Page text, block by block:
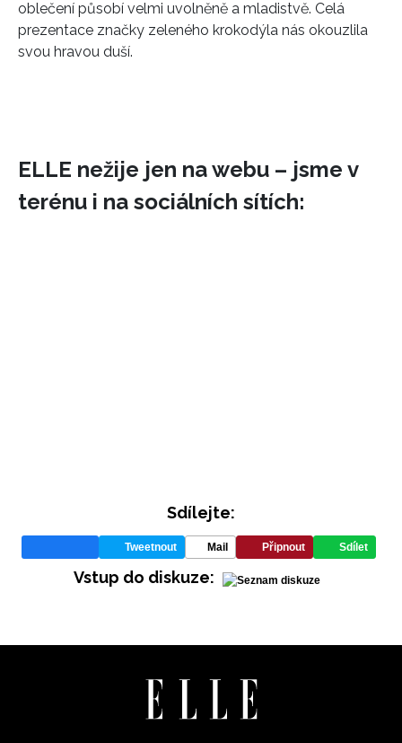
INFORMACE
oblečení působí velmi uvolněně a mladistvě. Celá
prezentace značky zeleného krokodýla nás okouzlila
svou hravou duší.
ELLE nežije jen na webu – jsme v
terénu i na sociálních sítích:
Sdílejte:
Tweetnout Mail Připnout Sdílet
Vstup do diskuze: